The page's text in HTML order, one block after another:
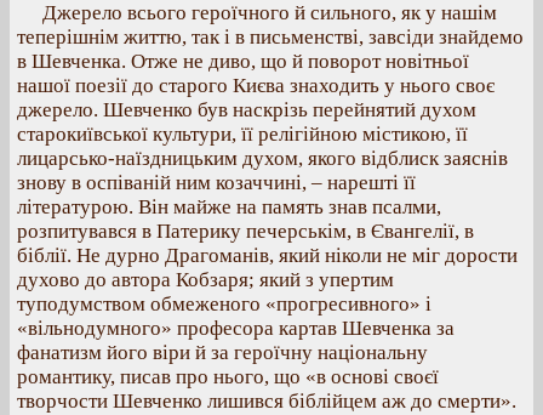
Джерело всього героїчного й сильного, як у нашім
теперішнім життю, так і в письменстві, завсіди знайдемо
в Шевченка. Отже не диво, що й поворот новітньої
нашої поезії до старого Києва знаходить у нього своє
джерело. Шевченко був наскрізь перейнятий духом
старокиївської культури, її релігійною містикою, її
лицарсько-наїздницьким духом, якого відблиск заяснів
знову в оспіваній ним козаччині, – нарешті її
літературою. Він майже на память знав псалми,
розпитувався в Патерику печерськім, в Євангелії, в
біблії. Не дурно Драгоманів, який ніколи не міг дорости
духово до автора Кобзаря; який з упертим
туподумством обмеженого «прогресивного» і
«вільнодумного» професора картав Шевченка за
фанатизм його віри й за героїчну національну
романтику, писав про нього, що «в основі своєї
творчости Шевченко лишився біблійцем аж до смерти».